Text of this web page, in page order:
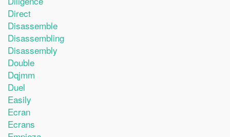
Direct
Disassemble
Disassembling
Disassembly
Double
Dqjmm
Duel
Easily
Ecran
Ecrans